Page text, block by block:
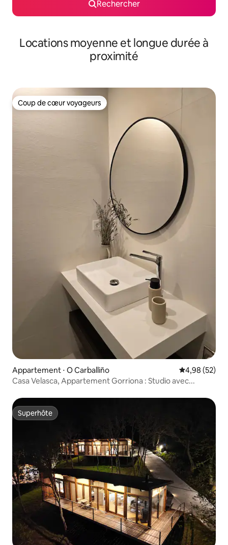
Rechercher
Locations moyenne et longue durée à
proximité
Coup de cœur voyageurs
Coup de cœur voyageurs
Appartement ⋅ O Carballiño Évaluation
4,98 (52)
Casa Velasca, Appartement Gorriona : Studio avec...
Superhôte
Superhôte